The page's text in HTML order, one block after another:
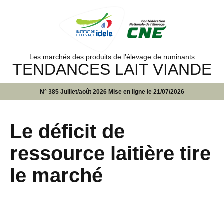
Les marchés des produits de l’élevage de ruminants
TENDANCES LAIT VIANDE
N° 385 Juillet/août 2026 Mise en ligne le 21/07/2026
Le déficit de
ressource laitière tire
le marché